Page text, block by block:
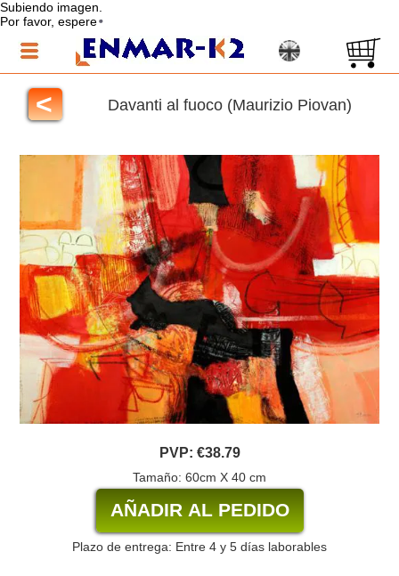
Subiendo imagen.
Por favor, espere
< Davanti al fuoco (Maurizio Piovan)
PVP: €38.79
Tamaño: 60cm X 40 cm
Plazo de entrega: Entre 4 y 5 días laborables